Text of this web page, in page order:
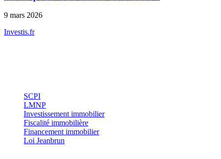
9 mars 2026
Investis.fr
SCPI
LMNP
Investissement immobilier
Fiscalité immobilière
Financement immobilier
Loi Jeanbrun